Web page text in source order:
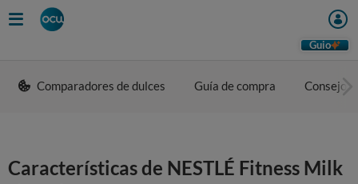
Guio
Comparadores de dulces Guía de compra Consejos
Características de NESTLÉ Fitness Milk